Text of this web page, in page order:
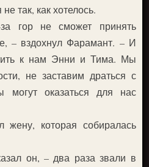
так, как хотелось.
гор не сможет принять
– вздохнул Фарамант. – И
к нам Энни и Тима. Мы
не заставим драться с
могут оказаться для нас
которая собиралась
он, – два раза звали в